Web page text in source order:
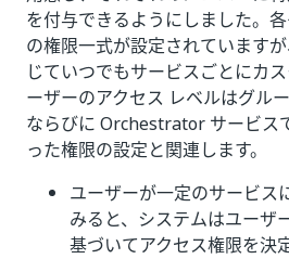
を付与できるようにしました。
の権限一式が設定されています
じていつでもサービスごとにカ
ーザーのアクセス レベルはグル
ならびに Orchestrator サービス
った権限の設定と関連します。
ユーザーが一定のサービス
みると、システムはユーザ
基づいてアクセス権限を決